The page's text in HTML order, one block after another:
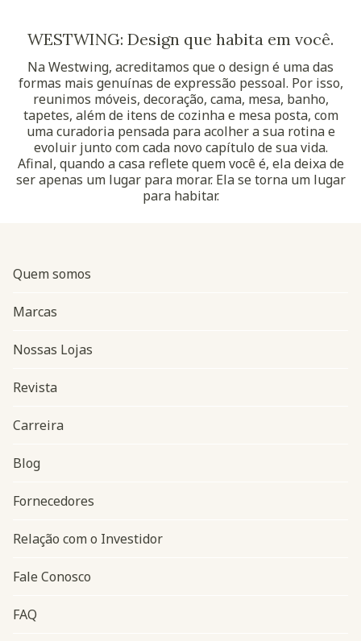
WESTWING: Design que habita em você.
Na Westwing, acreditamos que o design é uma das
formas mais genuínas de expressão pessoal. Por isso,
reunimos móveis, decoração, cama, mesa, banho,
tapetes, além de itens de cozinha e mesa posta, com
uma curadoria pensada para acolher a sua rotina e
evoluir junto com cada novo capítulo de sua vida.
Afinal, quando a casa reflete quem você é, ela deixa de
ser apenas um lugar para morar. Ela se torna um lugar
para habitar.
Navegação do rodapé
Quem somos
Marcas
Nossas Lojas
Revista
Carreira
Blog
Fornecedores
Relação com o Investidor
Fale Conosco
FAQ